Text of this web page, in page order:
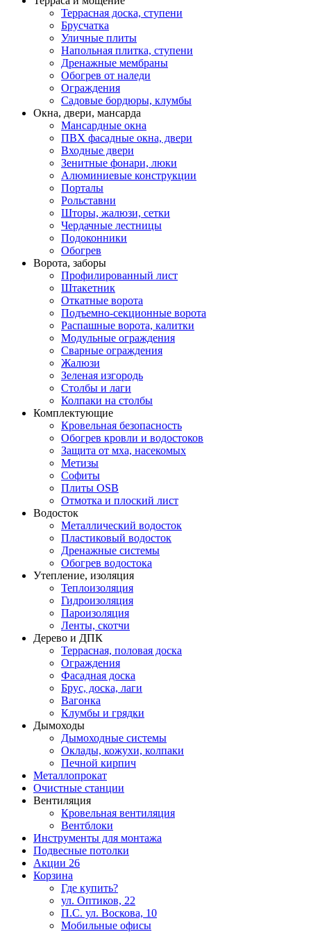
Террасная доска, ступени
Брусчатка
Уличные плиты
Напольная плитка, ступени
Дренажные мембраны
Обогрев от наледи
Ограждения
Садовые бордюры, клумбы
Окна, двери, мансарда
Мансардные окна
ПВХ фасадные окна, двери
Входные двери
Зенитные фонари, люки
Алюминиевые конструкции
Порталы
Рольставни
Шторы, жалюзи, сетки
Чердачные лестницы
Подоконники
Обогрев
Ворота, заборы
Профилированный лист
Штакетник
Откатные ворота
Подъемно-секционные ворота
Распашные ворота, калитки
Модульные ограждения
Сварные ограждения
Жалюзи
Зеленая изгородь
Столбы и лаги
Колпаки на столбы
Комплектующие
Кровельная безопасность
Обогрев кровли и водостоков
Защита от мха, насекомых
Метизы
Софиты
Плиты OSB
Отмотка и плоский лист
Водосток
Металлический водосток
Пластиковый водосток
Дренажные системы
Обогрев водостока
Утепление, изоляция
Теплоизоляция
Гидроизоляция
Пароизоляция
Ленты, скотчи
Дерево и ДПК
Террасная, половая доска
Ограждения
Фасадная доска
Брус, доска, лаги
Вагонка
Клумбы и грядки
Дымоходы
Дымоходные системы
Оклады, кожухи, колпаки
Печной кирпич
Металлопрокат
Очистные станции
Вентиляция
Кровельная вентиляция
Вентблоки
Инструменты для монтажа
Подвесные потолки
Акции 26
Корзина
Где купить?
ул. Оптиков, 22
П.С. ул. Воскова, 10
Мобильные офисы